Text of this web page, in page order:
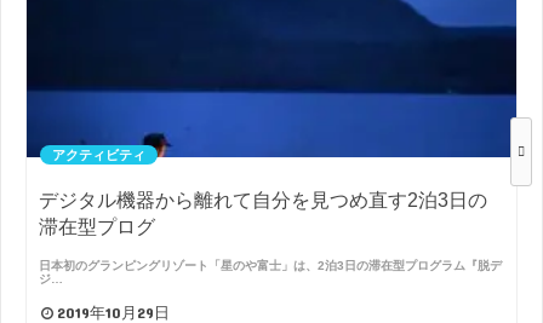
アクティビティ
デジタル機器から離れて自分を見つめ直す2泊3日の
滞在型プログ
日本初のグランピングリゾート「星のや富士」は、2泊3日の滞在型プログラム『脱デ
ジ…
2019年10月29日